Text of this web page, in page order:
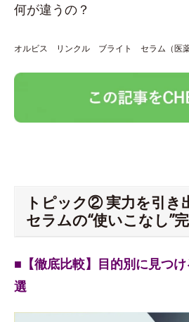
何が違うの？
オルビス リンクル ブライト セラム（医薬
トピック② 実力を引き
セラムの“使いこなし”
■【徹底比較】目的別に見つ
選